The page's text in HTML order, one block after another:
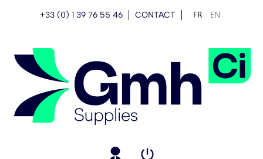
+33 (0) 1 39 76 55 46 CONTACT FR EN